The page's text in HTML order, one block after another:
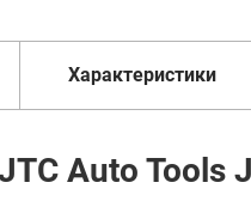
Характеристики
Auto Tools